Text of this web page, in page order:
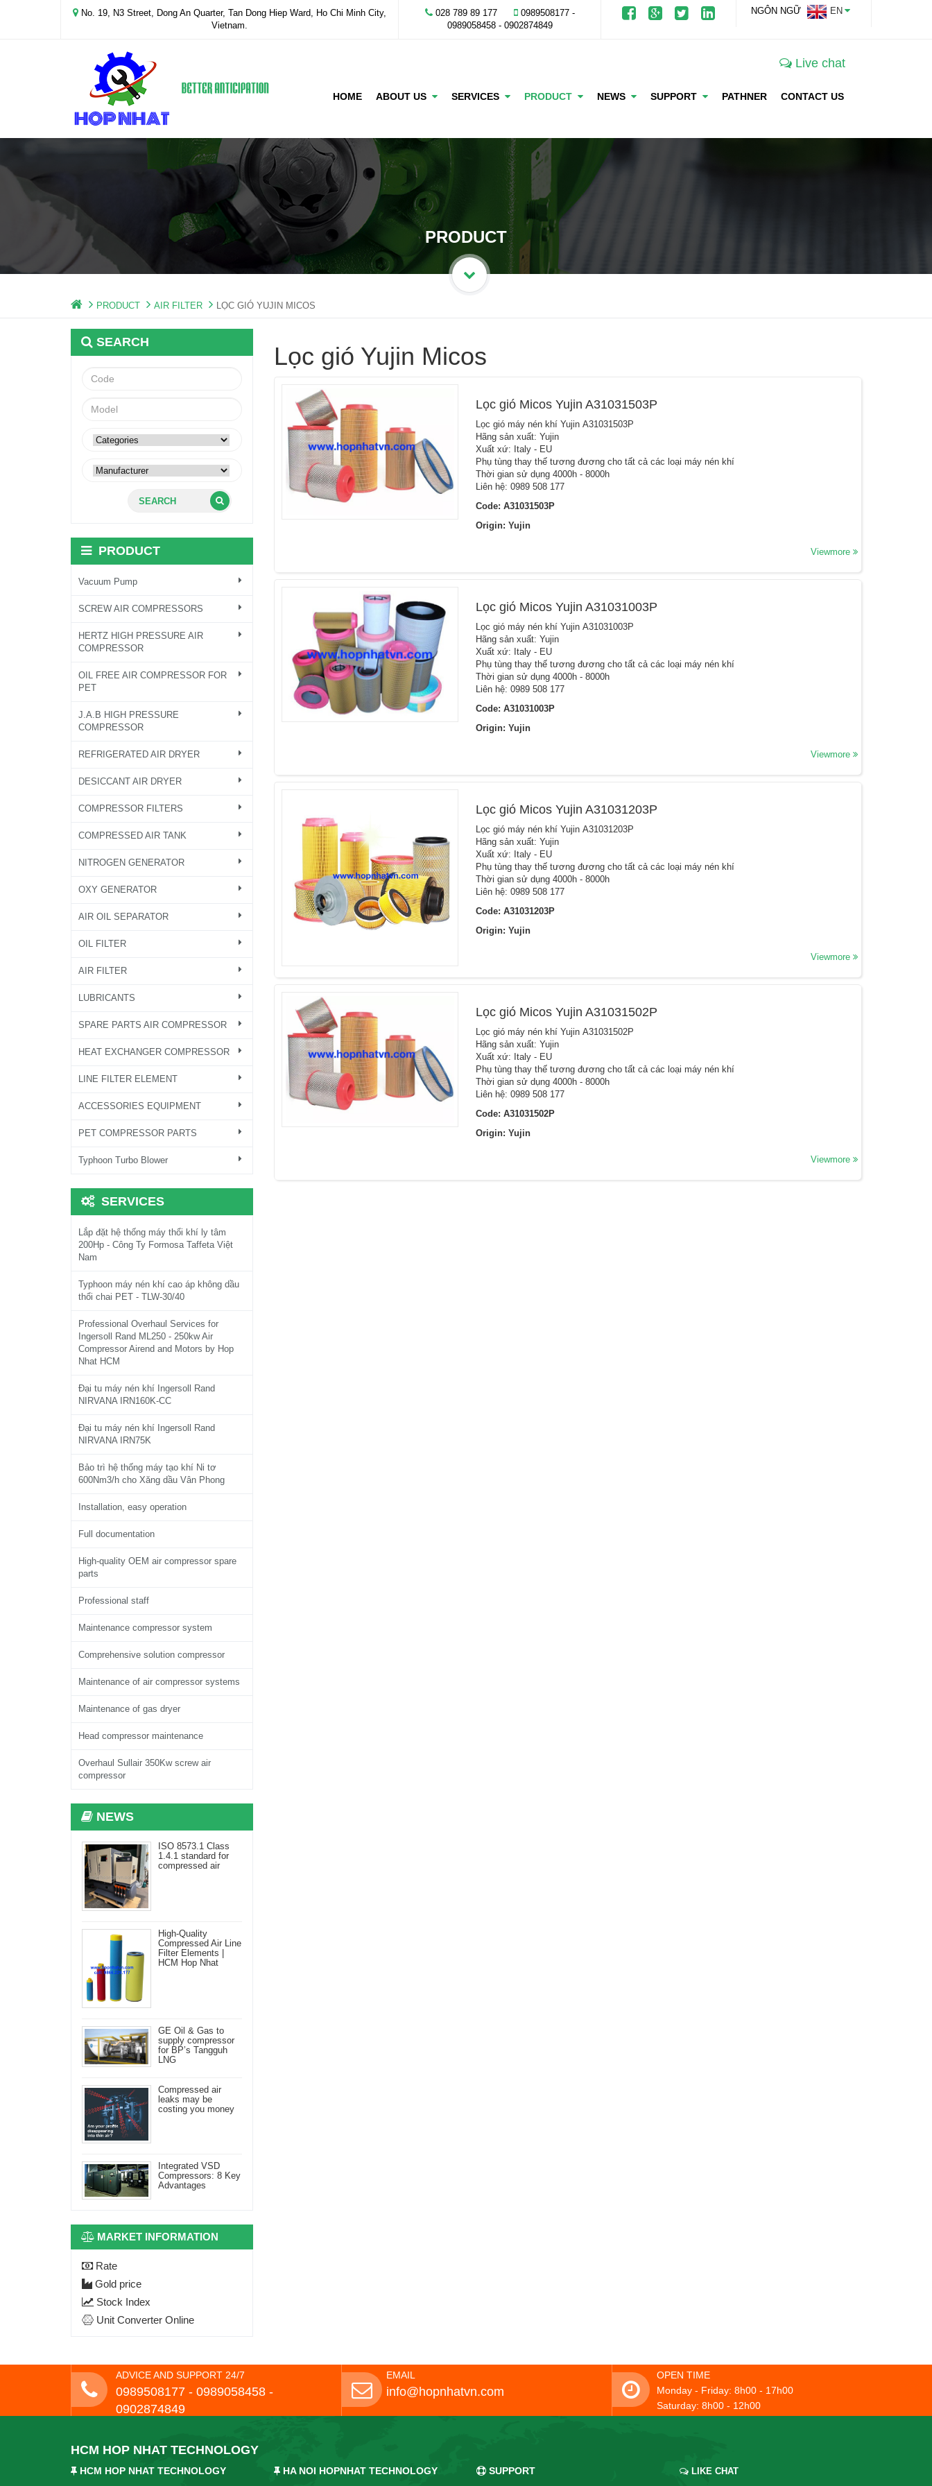
No. 19, N3 Street, Dong An Quarter, Tan Dong Hiep Ward, Ho Chi Minh City,
Vietnam.
028 789 89 177
0989508177 -
‭0989058458‬ - 0902874849
NGÔN NGỮ EN
Live chat
HOME ABOUT US SERVICES PRODUCT NEWS SUPPORT PATHNER CONTACT US
PRODUCT
PRODUCT AIR FILTER LỌC GIÓ YUJIN MICOS
Lọc gió Yujin Micos
Lọc gió Micos Yujin A31031503P
Lọc gió máy nén khí Yujin A31031503P
Hãng sản xuất: Yujin
Xuất xứ: Italy - EU
Phụ tùng thay thế tương đương cho tất cả các loại máy nén khí
Thời gian sử dụng 4000h - 8000h
Liên hệ: 0989 508 177
Code: A31031503P
Origin: Yujin
Viewmore
Lọc gió Micos Yujin A31031003P
Lọc gió máy nén khí Yujin A31031003P
Hãng sản xuất: Yujin
Xuất xứ: Italy - EU
Phụ tùng thay thế tương đương cho tất cả các loại máy nén khí
Thời gian sử dụng 4000h - 8000h
Liên hệ: 0989 508 177
Code: A31031003P
Origin: Yujin
Viewmore
Lọc gió Micos Yujin A31031203P
Lọc gió máy nén khí Yujin A31031203P
Hãng sản xuất: Yujin
Xuất xứ: Italy - EU
Phụ tùng thay thế tương đương cho tất cả các loại máy nén khí
Thời gian sử dụng 4000h - 8000h
Liên hệ: 0989 508 177
Code: A31031203P
Origin: Yujin
Viewmore
Lọc gió Micos Yujin A31031502P
Lọc gió máy nén khí Yujin A31031502P
Hãng sản xuất: Yujin
Xuất xứ: Italy - EU
Phụ tùng thay thế tương đương cho tất cả các loại máy nén khí
Thời gian sử dụng 4000h - 8000h
Liên hệ: 0989 508 177
Code: A31031502P
Origin: Yujin
Viewmore
SEARCH
SEARCH
PRODUCT
Vacuum Pump
SCREW AIR COMPRESSORS
HERTZ HIGH PRESSURE AIR
COMPRESSOR
OIL FREE AIR COMPRESSOR FOR
PET
J.A.B HIGH PRESSURE
COMPRESSOR
REFRIGERATED AIR DRYER
DESICCANT AIR DRYER
COMPRESSOR FILTERS
COMPRESSED AIR TANK
NITROGEN GENERATOR
OXY GENERATOR
AIR OIL SEPARATOR
OIL FILTER
AIR FILTER
LUBRICANTS
SPARE PARTS AIR COMPRESSOR
HEAT EXCHANGER COMPRESSOR
LINE FILTER ELEMENT
ACCESSORIES EQUIPMENT
PET COMPRESSOR PARTS
Typhoon Turbo Blower
SERVICES
Lắp đặt hệ thống máy thổi khí ly tâm
200Hp - Công Ty Formosa Taffeta Việt
Nam
Typhoon máy nén khí cao áp không dầu
thổi chai PET - TLW-30/40
Professional Overhaul Services for
Ingersoll Rand ML250 - 250kw Air
Compressor Airend and Motors by Hop
Nhat HCM
Đại tu máy nén khí Ingersoll Rand
NIRVANA IRN160K-CC
Đại tu máy nén khí Ingersoll Rand
NIRVANA IRN75K
Bảo trì hệ thống máy tạo khí Ni tơ
600Nm3/h cho Xăng dầu Vân Phong
Installation, easy operation
Full documentation
High-quality OEM air compressor spare
parts
Professional staff
Maintenance compressor system
Comprehensive solution compressor
Maintenance of air compressor systems
Maintenance of gas dryer
Head compressor maintenance
Overhaul Sullair 350Kw screw air
compressor
NEWS
ISO 8573.1 Class
1.4.1 standard for
compressed air
High-Quality
Compressed Air Line
Filter Elements |
HCM Hop Nhat
GE Oil & Gas to
supply compressor
for BP’s Tangguh
LNG
Compressed air
leaks may be
costing you money
Integrated VSD
Compressors: 8 Key
Advantages
MARKET INFORMATION
Rate
Gold price
Stock Index
Unit Converter Online
ADVICE AND SUPPORT 24/7
0989508177 - ‭0989058458‬ -
0902874849
EMAIL
info@hopnhatvn.com
OPEN TIME
Monday - Friday: 8h00 - 17h00
Saturday: 8h00 - 12h00
HCM HOP NHAT TECHNOLOGY
HCM HOP NHAT TECHNOLOGY
HA NOI HOPNHAT TECHNOLOGY
SUPPORT LIKE CHAT